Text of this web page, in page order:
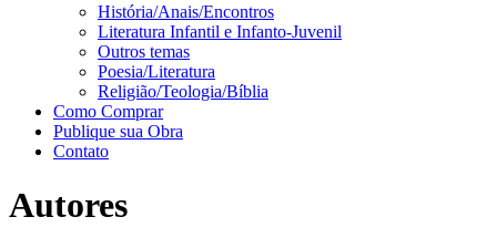
História/Anais/Encontros
Literatura Infantil e Infanto-Juvenil
Outros temas
Poesia/Literatura
Religião/Teologia/Bíblia
Como Comprar
Publique sua Obra
Contato
Autores